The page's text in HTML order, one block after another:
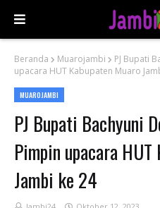
Beranda Muarojambi
PJ Bupati
upacara HUT Kabupaten Muaro
MUAROJAMBI
PJ Bupati Bachyuni
Pimpin upacara
Jambi ke 24